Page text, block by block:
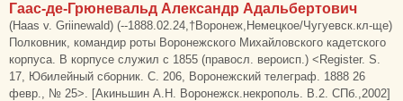
Гаас-де-Грюневальд Александр Адальбертович
(Haas v. Griinewald) (--1888.02.24,†Воронеж,Немецкое/Чугуевск.кл-ще)
Полковник, командир роты Воронежского Михайловского кадетского
корпуса. В корпусе служил с 1855 (правосл. вероисп.) <Register. S.
17, Юбилейный сборник. С. 206, Воронежский телеграф. 1888 26
февр., № 25>. [Акиньшин А.Н. Воронежск.некрополь. В.2. СПб.,2002]